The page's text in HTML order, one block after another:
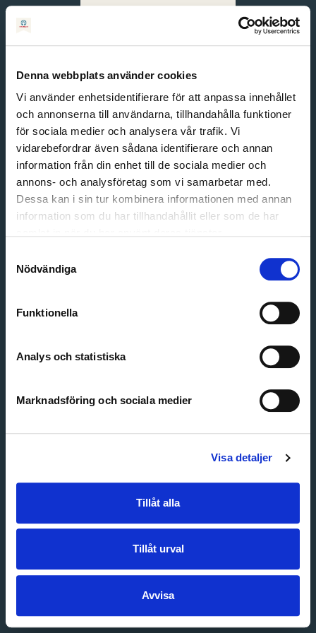
Denna webbplats använder cookies
Vi använder enhetsidentifierare för att anpassa innehållet
och annonserna till användarna, tillhandahålla funktioner
för sociala medier och analysera vår trafik. Vi
vidarebefordrar även sådana identifierare och annan
information från din enhet till de sociala medier och
annons- och analysföretag som vi samarbetar med.
Dessa kan i sin tur kombinera informationen med annan
information som du har tillhandahållit eller som de har
Nödvändiga
Funktionella
Analys och statistiska
Marknadsföring och sociala medier
Visa detaljer
Tillåt alla
Tillåt urval
Avvisa
English
Svenska
Email address
Customer service